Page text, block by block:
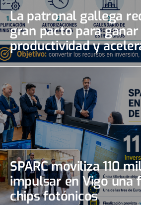
La patronal gallega
gran pacto para ganar
productividad y
inversiones
SPARC moviliza 110
impulsar en Vigo una
chips fotónicos